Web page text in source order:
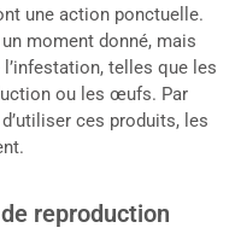
une action ponctuelle.
moment donné, mais
telles que les
ou les œufs. Par
ces produits, les
reproduction